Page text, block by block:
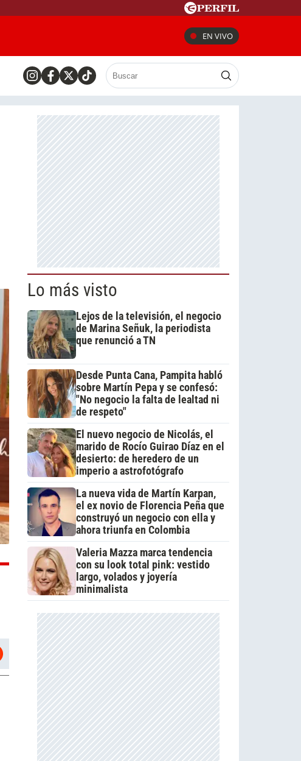
EN VIVO
Lo más visto
Lejos de la televisión, el negocio
de Marina Señuk, la periodista
que renunció a TN
Desde Punta Cana, Pampita habló
sobre Martín Pepa y se confesó:
"No negocio la falta de lealtad ni
de respeto"
El nuevo negocio de Nicolás, el
marido de Rocío Guirao Díaz en el
desierto: de heredero de un
imperio a astrofotógrafo
La nueva vida de Martín Karpan,
el ex novio de Florencia Peña que
construyó un negocio con ella y
ahora triunfa en Colombia
Valeria Mazza marca tendencia
con su look total pink: vestido
largo, volados y joyería
minimalista